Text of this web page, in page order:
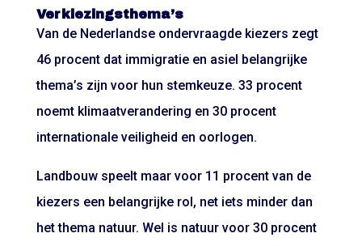
Verkiezingsthema’s
Van de Nederlandse ondervraagde kiezers zegt
46 procent dat immigratie en asiel belangrijke
thema’s zijn voor hun stemkeuze. 33 procent
noemt klimaatverandering en 30 procent
internationale veiligheid en oorlogen.
Landbouw speelt maar voor 11 procent van de
kiezers een belangrijke rol, net iets minder dan
het thema natuur. Wel is natuur voor 30 procent